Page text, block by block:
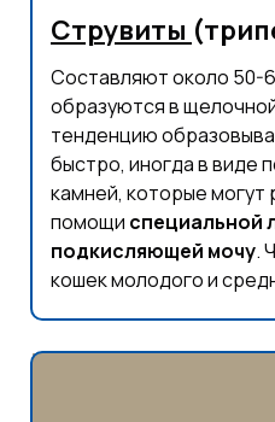
Струвиты
Составляют около 50-
образуются в
тенденцию
быстро, иногда в виде
камней, которые могут
помощи специальной
подкисляющей мочу.
кошек молодого и